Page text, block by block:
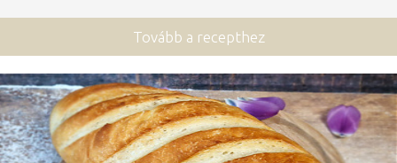
Tovább a recepthez